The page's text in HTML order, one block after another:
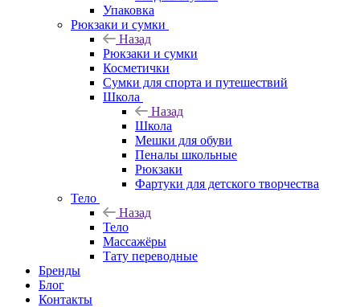
Упаковка
Рюкзаки и сумки
Назад
Рюкзаки и сумки
Косметички
Сумки для спорта и путешествий
Школа
Назад
Школа
Мешки для обуви
Пеналы школьные
Рюкзаки
Фартуки для детского творчества
Тело
Назад
Тело
Массажёры
Тату переводные
Бренды
Блог
Контакты